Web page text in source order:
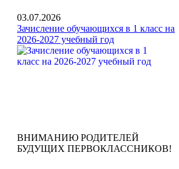
03.07.2026
Зачисление обучающихся в 1 класс на
2026-2027 учебный год
ВНИМАНИЮ РОДИТЕЛЕЙ
БУДУЩИХ ПЕРВОКЛАССНИКОВ!